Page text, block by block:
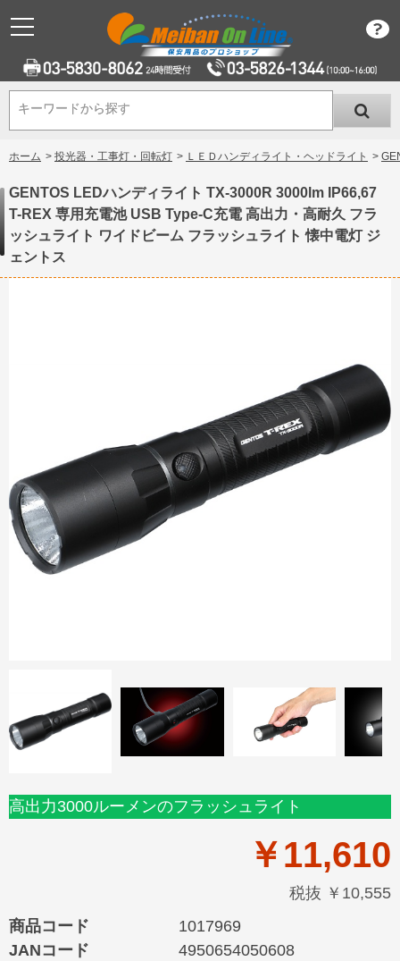
キーワードから探す
キーワードから探す
ホーム > 投光器・工事灯・回転灯 > ＬＥＤハンディライト・ヘッドライト >
GENTOS LEDハンディライト TX-3000R 3000lm IP66,67
T-REX 専用充電池 USB Type-C充電 高出力・高耐久 フラ
ッシュライト ワイドビーム フラッシュライト 懐中電灯 ジ
ェントス
高出力3000ルーメンのフラッシュライト
￥11,610
税抜 ￥10,555
商品コード
1017969
JANコード
4950654050608